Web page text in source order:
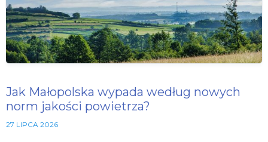
Jak Małopolska wypada według nowych
norm jakości powietrza?
27 LIPCA 2026